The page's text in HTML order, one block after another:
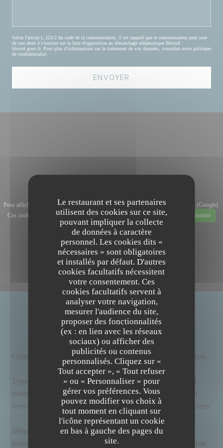
Le restaurant et ses partenaires
utilisent des cookies sur ce site,
pouvant impliquer la collecte
de données à caractère
personnel. Les cookies dits «
nécessaires » sont obligatoires
et installés par défaut. D'autres
cookies facultatifs nécessitent
votre consentement. Ces
cookies facultatifs servent à
analyser votre navigation,
mesurer l'audience du site,
proposer des fonctionnalités
(ex : en lien avec les réseaux
sociaux) ou afficher des
publicités ou contenus
personnalisés. Cliquez sur «
Tout accepter », « Tout refuser
» ou « Personnaliser » pour
gérer vos préférences. Vous
pouvez modifier vos choix à
tout moment en cliquant sur
l'icône représentant un cookie
en bas à gauche des pages du
site.
Selon l'article L.223-2 du code de la consommation, il est rappelé que le consommateur peut user
de son droit à s'inscrire sur la liste d'opposition au démarchage téléphonique Bloctel :
bloctel.gouv.fr. Pour plus d'informations sur le traitement de vos données, consultez notre politique
de confidentialité
Pour afficher la carte interactive Waze, vous devez accepter les cookies Waze Map (Google).
Ces cookies peuvent collecter des données de navigation et de localisation.
Autoriser
INFOS PRATIQUES
Cuisine
Locale, Vins bio et bières artisanales, Bio, Fait maison,
Produits frais
Type de
restaurant
BAR RESTAURANT BIO ET FAIT MAISON,
Restaurant Bistronomique, Restaurant Végétalien
Services
Wifi, Privatisation, Climatisation, Accès aux personnes
à mobilité réduite
Moyens de
paiement
Paiement mobile, Sans Contact,
Eurocard/Mastercard, Espèces, Visa, Carte Bleue
The Friendly Kitchen